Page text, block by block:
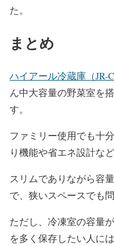
た。
まとめ
ハイアール冷蔵庫（JR-
ん中大容量の野菜室を
す。
ファミリー使用でも十
り機能や省エネ設計な
スリムでありながら容
で、狭いスペースでも
ただし、冷凍室の容量
を多く保存したい人に